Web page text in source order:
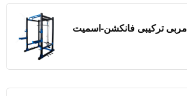
مربی ترکیبی فانکشن-اسمیت